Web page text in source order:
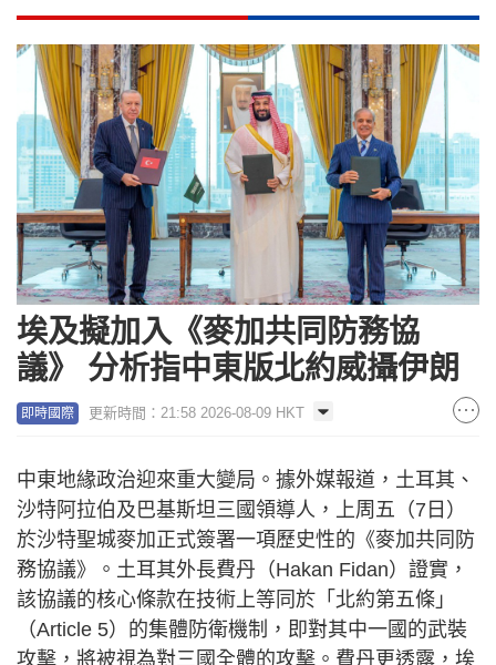
埃及擬加入《麥加共同防務協
議》 分析指中東版北約威攝伊朗
即時國際 更新時間：21:58 2026-08-09 HKT
中東地緣政治迎來重大變局。據外媒報道，土耳其、
沙特阿拉伯及巴基斯坦三國領導人，上周五（7日）
於沙特聖城麥加正式簽署一項歷史性的《麥加共同防
務協議》。土耳其外長費丹（Hakan Fidan）證實，
該協議的核心條款在技術上等同於「北約第五條」
（Article 5）的集體防衛機制，即對其中一國的武裝
攻擊，將被視為對三國全體的攻擊。費丹更透露，埃